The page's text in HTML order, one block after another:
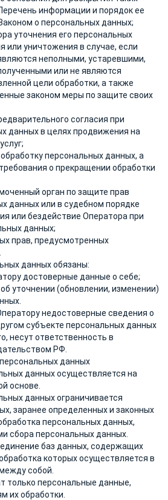
информации и порядок ее
о персональных данных;
уточнения его персональных
или уничтожения в случае, если
неполными, устаревшими,
или не являются
цели обработки, а также
законом меры по защите своих
согласия при
данных в целях продвижения на
персональных данных, а
о прекращении обработки
орган по защите прав
данных или в судебном порядке
или бездействие Оператора при
данных;
прав, предусмотренных
данных обязаны:
достоверные данные о себе;
уточнении (обновлении, изменении)
недостоверные сведения о
субъекте персональных данных
несут ответственность в
РФ.
данных
данных осуществляется на
основе.
данных ограничивается
заранее определенных и законных
персональных данных,
сбора персональных данных.
баз данных, содержащих
которых осуществляется в
собой.
только персональные данные,
их обработки.